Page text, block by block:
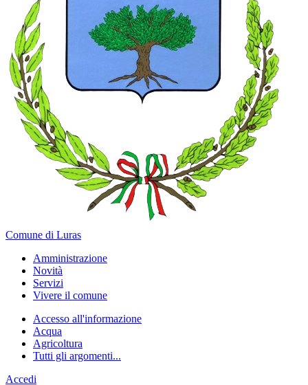
Comune di Luras
Amministrazione
Novità
Servizi
Vivere il comune
Accesso all'informazione
Acqua
Agricoltura
Tutti gli argomenti...
Accedi